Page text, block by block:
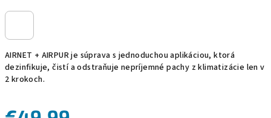
AIRNET + AIRPUR je súprava s jednoduchou aplikáciou, ktorá
dezinfikuje, čistí a odstraňuje nepríjemné pachy z klimatizácie len v
2 krokoch.